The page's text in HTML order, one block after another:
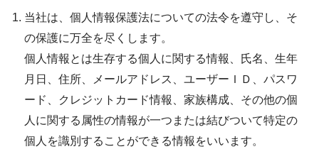
当社は、個人情報保護法についての法令を遵守し、そ
の保護に万全を尽くします。
個人情報とは生存する個人に関する情報、氏名、生年
月日、住所、メールアドレス、ユーザーＩＤ、パスワ
ード、クレジットカード情報、家族構成、その他の個
人に関する属性の情報が一つまたは結びついて特定の
個人を識別することができる情報をいいます。